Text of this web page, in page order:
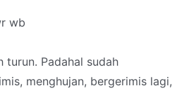
wb
turun. Padahal sudah
menghujan, bergerimis lagi,